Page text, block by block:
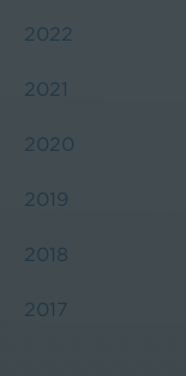
2022
2021
2020
2019
2018
2017